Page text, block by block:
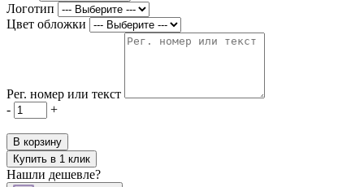
Логотип
Цвет обложки
Рег. номер или текст
-
+
В корзину
Купить в 1 клик
Нашли дешевле?